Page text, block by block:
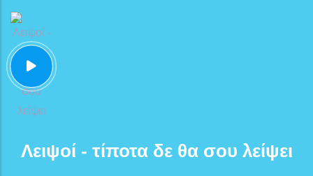
Λειψοί - τίποτα δε θα σου λείψει